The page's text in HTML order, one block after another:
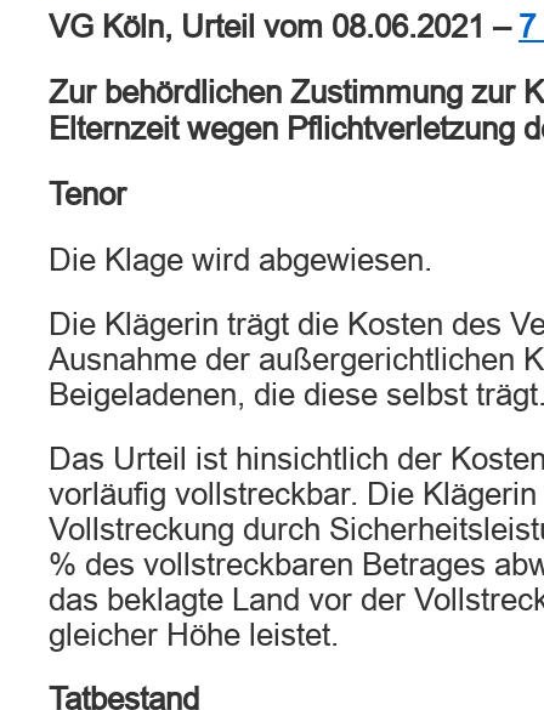
VG Köln, Urteil vom 08.06.2021 – 7
Zur behördlichen Zustimmung zur
Elternzeit wegen Pflichtverletzung
Tenor
Die Klage wird abgewiesen.
Die Klägerin trägt die Kosten des
Ausnahme der außergerichtlichen
Beigeladenen, die diese selbst
Das Urteil ist hinsichtlich der
vorläufig vollstreckbar. Die
Vollstreckung durch
% des vollstreckbaren Betrages
das beklagte Land vor der
gleicher Höhe leistet.
Tatbestand